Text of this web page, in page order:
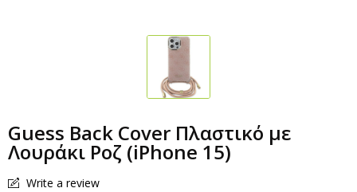
Guess Back Cover Πλαστικό με
Λουράκι Ροζ (iPhone 15)
Write a review